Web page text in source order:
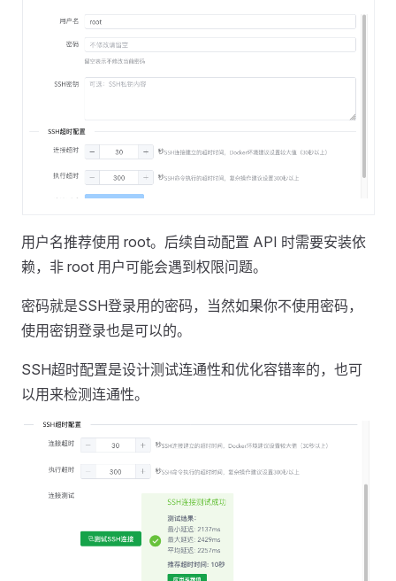
用户名推荐使用 root。后续自动配置 API 时需要安装依
赖，非 root 用户可能会遇到权限问题。
密码就是SSH登录用的密码，当然如果你不使用密码，
使用密钥登录也是可以的。
SSH超时配置是设计测试连通性和优化容错率的，也可
以用来检测连通性。